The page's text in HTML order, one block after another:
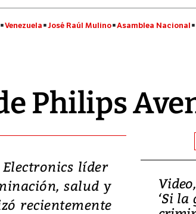
Venezuela José Raúl Mulino Asamblea Nacional
Philips
líder
salud y
recientemente
Japón: Terremoto
heridos y graves
‘Si la